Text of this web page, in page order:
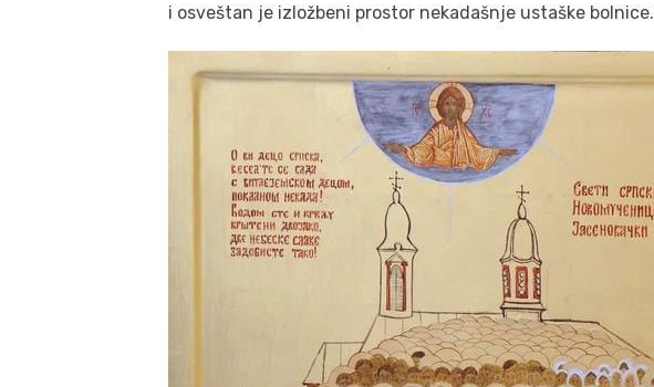
i osveštan je izložbeni prostor nekadašnje ustaške bolnice.